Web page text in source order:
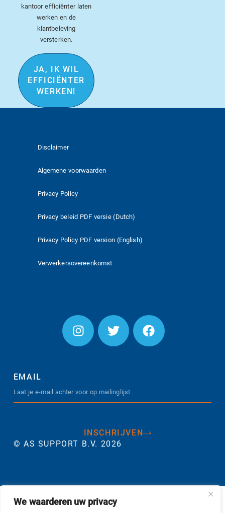
We waarderen uw privacy
kantoor efficiënter laten
werken en de
klantbeleving
versterken.
JA, IK WIL
EFFICIËNTER
WERKEN!
EMAIL
INSCHRIJVEN
© AS SUPPORT B.V. 2026
Disclaimer
Algemene voorwaarden
Privacy Policy
Privacy beleid PDF versie (Dutch)
Privacy Policy PDF version (English)
Verwerkersovereenkomst